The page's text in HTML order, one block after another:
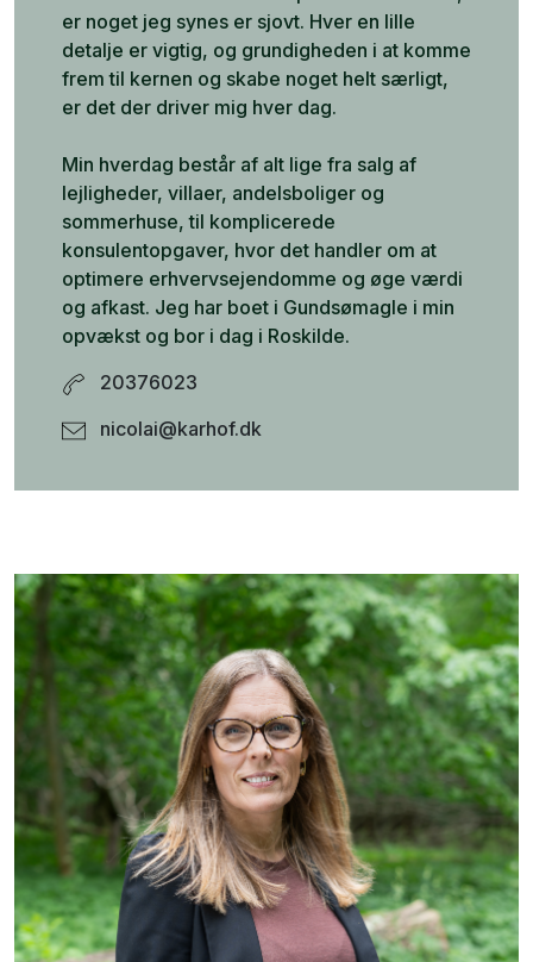
er noget jeg synes er sjovt. Hver en lille
detalje er vigtig, og grundigheden i at komme
frem til kernen og skabe noget helt særligt,
er det der driver mig hver dag.
Min hverdag består af alt lige fra salg af
lejligheder, villaer, andelsboliger og
sommerhuse, til komplicerede
konsulentopgaver, hvor det handler om at
optimere erhvervsejendomme og øge værdi
og afkast. Jeg har boet i Gundsømagle i min
opvækst og bor i dag i Roskilde.
20376023
nicolai@karhof.dk